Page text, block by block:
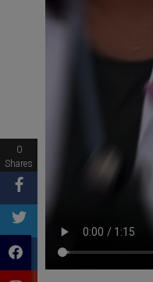
0
Shares